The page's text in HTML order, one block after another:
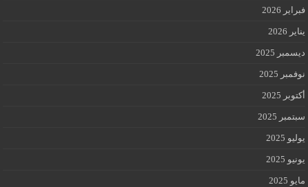
فبراير 2026
يناير 2026
ديسمبر 2025
نوفمبر 2025
أكتوبر 2025
سبتمبر 2025
يوليو 2025
يونيو 2025
مايو 2025